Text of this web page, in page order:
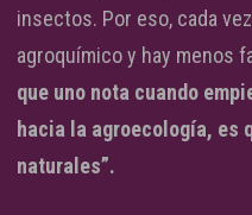
insectos. Por eso, cada
agroquímico y hay menos
que uno nota cuando
hacia la agroecología, es
naturales”.